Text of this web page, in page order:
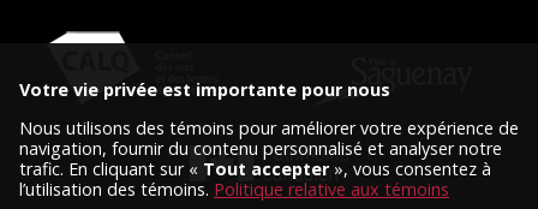
Votre vie privée est importante pour nous
Nous utilisons des témoins pour améliorer votre expérience de
navigation, fournir du contenu personnalisé et analyser notre
trafic. En cliquant sur « Tout accepter», vous consentez à
l’utilisation des témoins. Politique relative aux témoins